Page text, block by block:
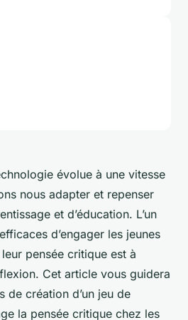
évolue à une vitesse
nous adapter et repenser
et d’éducation. L’un
d’engager les jeunes
pensée critique est à
Cet article vous guidera
de création d’un jeu de
la pensée critique chez les